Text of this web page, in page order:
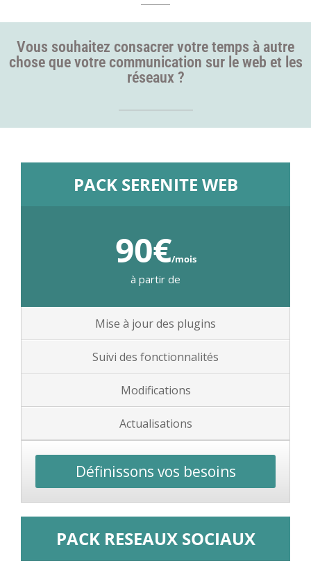
Vous souhaitez consacrer votre temps à autre
chose que votre communication sur le web et les
réseaux ?
PACK SERENITE WEB
90€/mois
à partir de
Mise à jour des plugins
Suivi des fonctionnalités
Modifications
Actualisations
Définissons vos besoins
PACK RESEAUX SOCIAUX